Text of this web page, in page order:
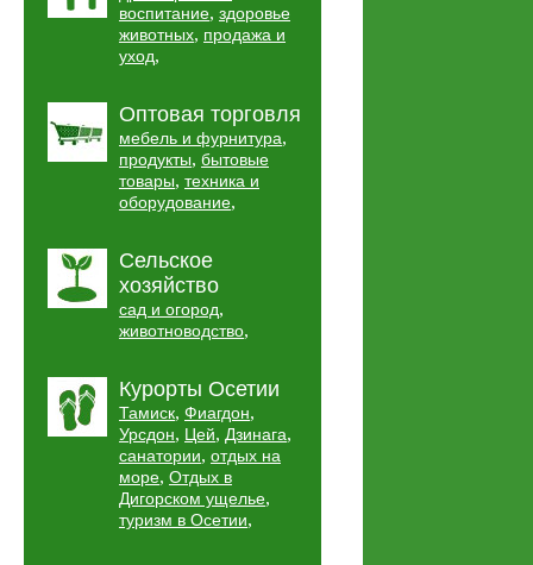
воспитание, здоровье
животных, продажа и
уход,
Оптовая торговля
мебель и фурнитура,
продукты, бытовые
товары, техника и
оборудование,
Сельское
хозяйство
сад и огород,
животноводство,
Курорты Осетии
Тамиск, Фиагдон,
Урсдон, Цей, Дзинага,
санатории, отдых на
море, Отдых в
Дигорском ущелье,
туризм в Осетии,